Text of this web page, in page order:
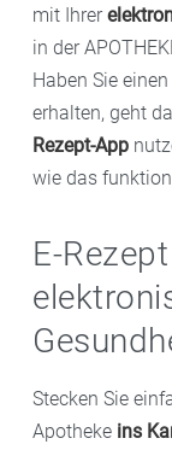
mit Ihrer
in der
Haben Sie
erhalten, geht
Rezept-App
wie das
E-
Stecken Sie
Apotheke ins